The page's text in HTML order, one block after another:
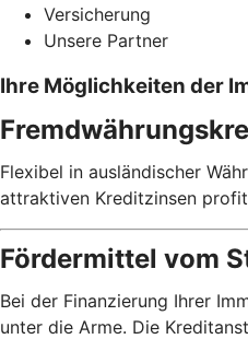
Versicherung
Unsere Partner
Ihre Möglichkeiten der
Flexibel in ausländischer
attraktiven Kreditzinsen
Fördermittel vom
Bei der Finanzierung Ihrer
unter die Arme. Die